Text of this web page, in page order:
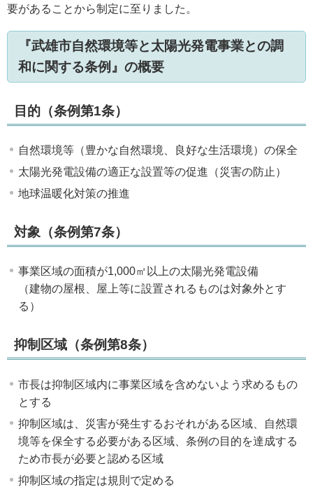
要があることから制定に至りました。
『武雄市自然環境等と太陽光発電事業との調
和に関する条例』の概要
目的（条例第1条）
自然環境等（豊かな自然環境、良好な生活環境）の保全
太陽光発電設備の適正な設置等の促進（災害の防止）
地球温暖化対策の推進
対象（条例第7条）
事業区域の面積が1,000㎡以上の太陽光発電設備
（建物の屋根、屋上等に設置されるものは対象外とす
る）
抑制区域（条例第8条）
市長は抑制区域内に事業区域を含めないよう求めるもの
とする
抑制区域は、災害が発生するおそれがある区域、自然環
境等を保全する必要がある区域、条例の目的を達成する
ため市長が必要と認める区域
抑制区域の指定は規則で定める